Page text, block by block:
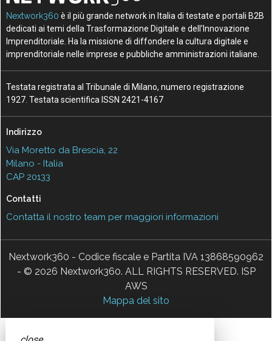
Nextwork360 è il più grande network in Italia di testate e portali B2B
dedicati ai temi della Trasformazione Digitale e dell’Innovazione
Imprenditoriale. Ha la missione di diffondere la cultura digitale e
imprenditoriale nelle imprese e pubbliche amministrazioni italiane.
Testata registrata al Tribunale di Milano, numero registrazione
1927. Testata scientifica ISSN 2421-4167
Indirizzo
Via Moretto da Brescia, 22
Milano - Italia
CAP 20133
Contatti
Contatta il nostro team per maggiori informazioni
Nextwork360 - Codice fiscale e Partita IVA 13868590962
- © 2026 Nextwork360. ALL RIGHTS RESERVED. ISP
AWS
Mappa del sito